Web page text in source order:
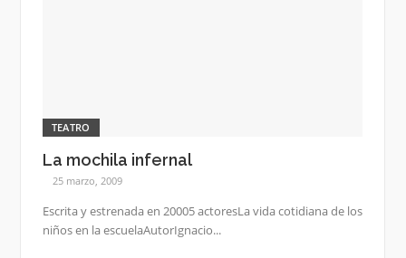
TEATRO
La mochila infernal
25 marzo, 2009
Escrita y estrenada en 20005 actoresLa vida cotidiana de los
niños en la escuelaAutorIgnacio...